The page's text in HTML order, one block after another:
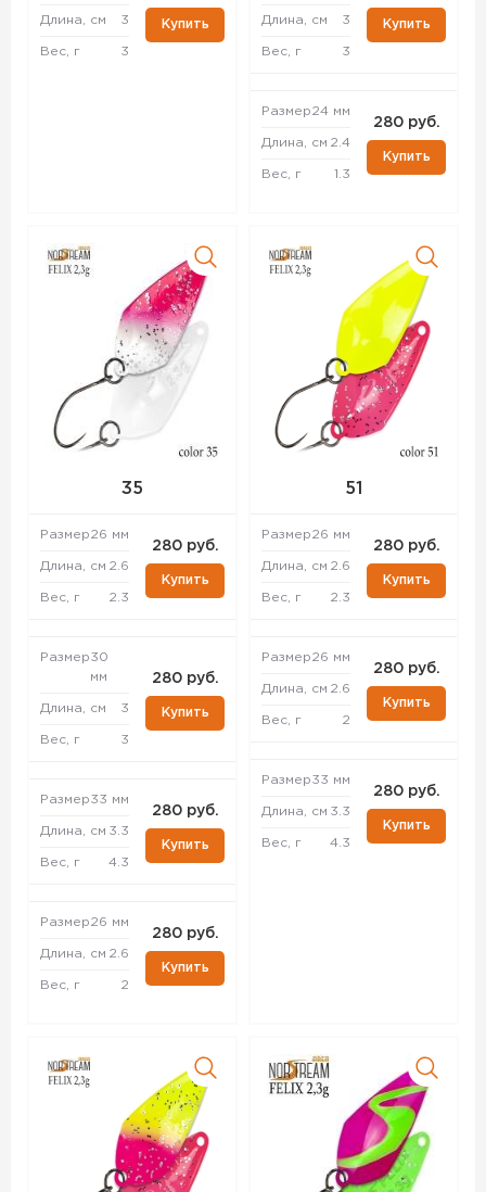
Длина, см 3
Вес, г 3
Купить Длина, см 3
Вес, г 3
Купить
Размер24 мм
Длина, см 2.4
Вес, г 1.3
280 руб.
Купить
35
Размер26 мм
Длина, см 2.6
Вес, г 2.3
280 руб.
Купить
Размер30
мм
Длина, см 3
Вес, г 3
280 руб.
Купить
Размер33 мм
Длина, см 3.3
Вес, г 4.3
280 руб.
Купить
Размер26 мм
Длина, см 2.6
Вес, г 2
280 руб.
Купить
51
Размер26 мм
Длина, см 2.6
Вес, г 2.3
280 руб.
Купить
Размер26 мм
Длина, см 2.6
Вес, г 2
280 руб.
Купить
Размер33 мм
Длина, см 3.3
Вес, г 4.3
280 руб.
Купить